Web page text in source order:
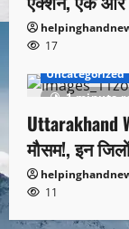
17
1 minute
Uncategorized
Uttarakhand
मौसम!, इन
11